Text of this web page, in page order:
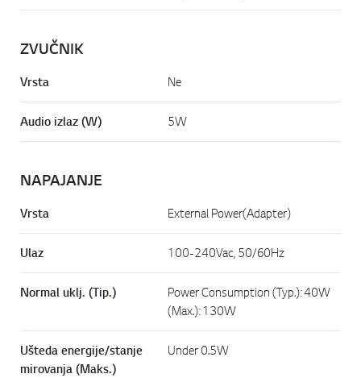
ZVUČNIK
Vrsta Ne
Audio izlaz (W) 5W
NAPAJANJE
Vrsta External Power(Adapter)
Ulaz 100-240Vac, 50/60Hz
Normal uklj. (Tip.)
Power Consumption (Typ.): 40W
(Max.): 130W
Ušteda energije/stanje
mirovanja (Maks.)
Under 0.5W